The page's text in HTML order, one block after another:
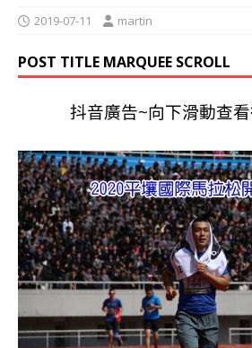
2019-07-11 martin
POST TITLE MARQUEE SCROLL
抖音廣告~向下滑動查看行